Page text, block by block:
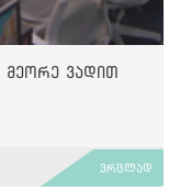
მეორე ვადით
ვრცლად